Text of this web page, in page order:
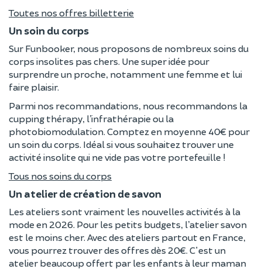
Toutes nos offres billetterie
Un soin du corps
Sur Funbooker, nous proposons de nombreux soins du
corps insolites pas chers. Une super idée pour
surprendre un proche, notamment une femme et lui
faire plaisir.
Parmi nos recommandations, nous recommandons la
cupping thérapy, l’infrathérapie ou la
photobiomodulation. Comptez en moyenne 40€ pour
un soin du corps. Idéal si vous souhaitez trouver une
activité insolite qui ne vide pas votre portefeuille !
Tous nos soins du corps
Un atelier de création de savon
Les ateliers sont vraiment les nouvelles activités à la
mode en 2026. Pour les petits budgets, l’atelier savon
est le moins cher. Avec des ateliers partout en France,
vous pourrez trouver des offres dès 20€. C'est un
atelier beaucoup offert par les enfants à leur maman